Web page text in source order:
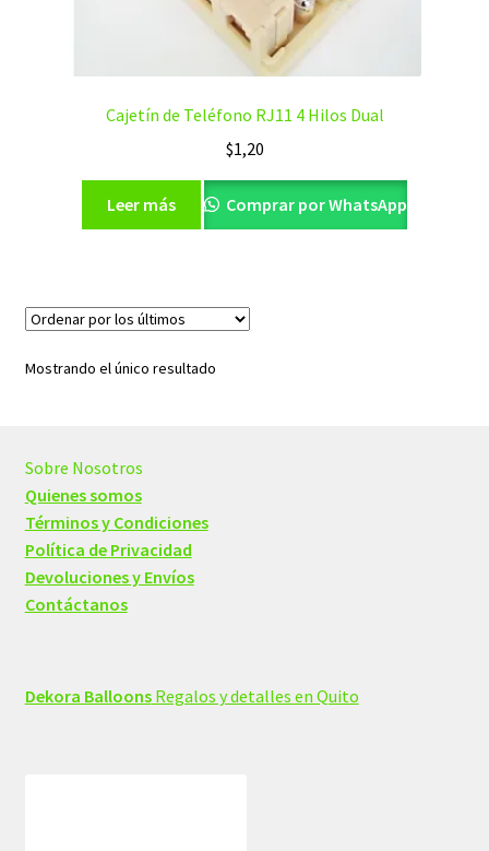
Cajetín de Teléfono RJ11 4 Hilos Dual
$1,20
Leer más Comprar por WhatsApp
Mostrando el único resultado
Sobre Nosotros
Quienes somos
Términos y Condiciones
Política de Privacidad
Devoluciones y Envíos
Contáctanos
Dekora BalloonsRegalos y detalles en Quito